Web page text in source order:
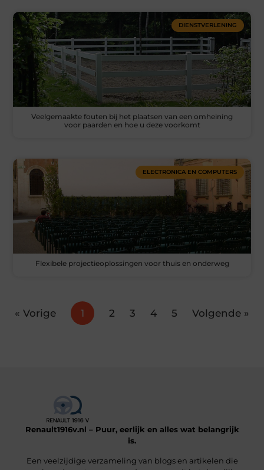
DIENSTVERLENING
Veelgemaakte fouten bij het plaatsen van een omheining
voor paarden en hoe u deze voorkomt
ELECTRONICA EN COMPUTERS
Flexibele projectieoplossingen voor thuis en onderweg
« Vorige 1 2 3 4 5 Volgende »
Renault1916v.nl – Puur, eerlijk en alles wat belangrijk
is.
Een veelzijdige verzameling van blogs en artikelen die